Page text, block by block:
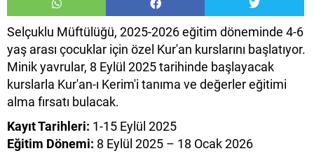
Selçuklu Müftülüğü, 2025-2026 eğitim döneminde 4-6
yaş arası çocuklar için özel Kur'an kurslarını başlatıyor.
Minik yavrular, 8 Eylül 2025 tarihinde başlayacak
kurslarla Kur'an-ı Kerim'i tanıma ve değerler eğitimi
alma fırsatı bulacak.
Kayıt Tarihleri: 1-15 Eylül 2025
Eğitim Dönemi: 8 Eylül 2025 – 18 Ocak 2026